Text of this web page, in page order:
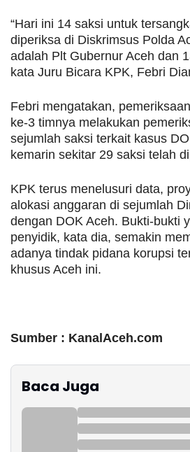
“Hari ini 14 saksi untuk
diperiksa di Diskrimsus Polda
adalah Plt Gubernur Aceh dan
kata Juru Bicara KPK, Febri
Febri mengatakan,
ke-3 timnya melakukan
sejumlah saksi terkait kasus
kemarin sekitar 29 saksi telah
KPK terus menelusuri data,
alokasi anggaran di sejumlah
dengan DOK Aceh. Bukti-bukti
penyidik, kata dia, semakin
adanya tindak pidana korupsi
khusus Aceh ini.
Sumber : KanalAceh.com
Baca Juga